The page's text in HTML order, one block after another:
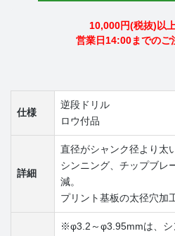
10,000円(税抜)以
営業日14:00までのご
仕様
逆段ドリル
ロウ付品
詳細
直径がシャンク径より太
シンニング、チップブレ
減。
プリント基板の太径穴加
※φ3.2～φ3.95mmは、シ